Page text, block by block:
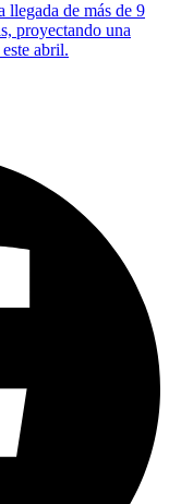
llegada de más de 9
proyectando una
abril.